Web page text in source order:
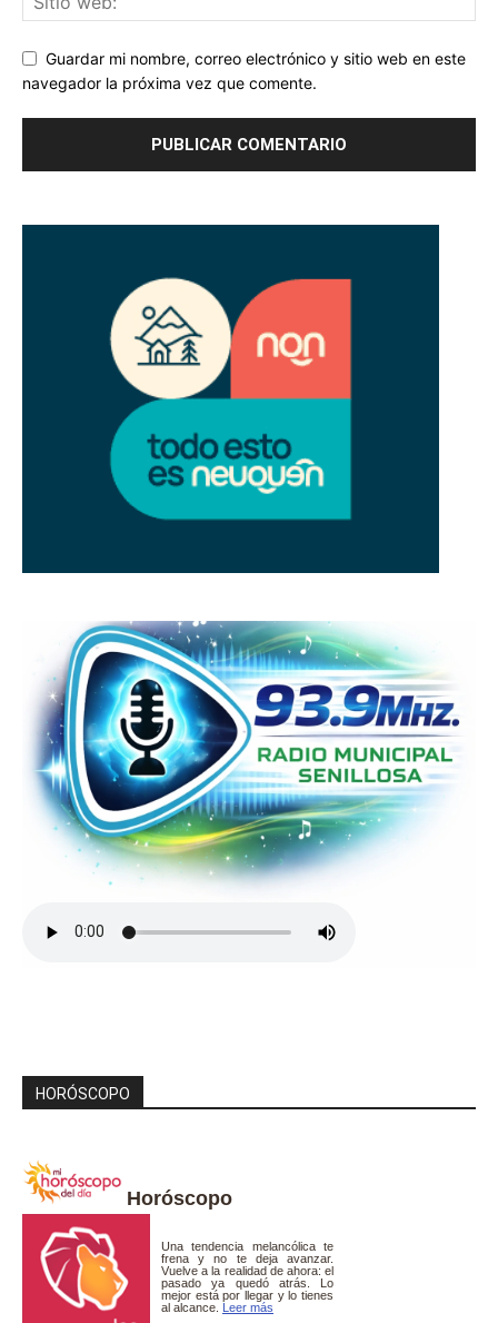
Guardar mi nombre, correo electrónico y sitio web en este
navegador la próxima vez que comente.
HORÓSCOPO
Horóscopo